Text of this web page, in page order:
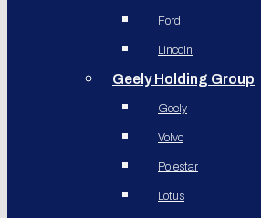
Ford
Lincoln
Geely Holding Group
Geely
Volvo
Polestar
Lotus